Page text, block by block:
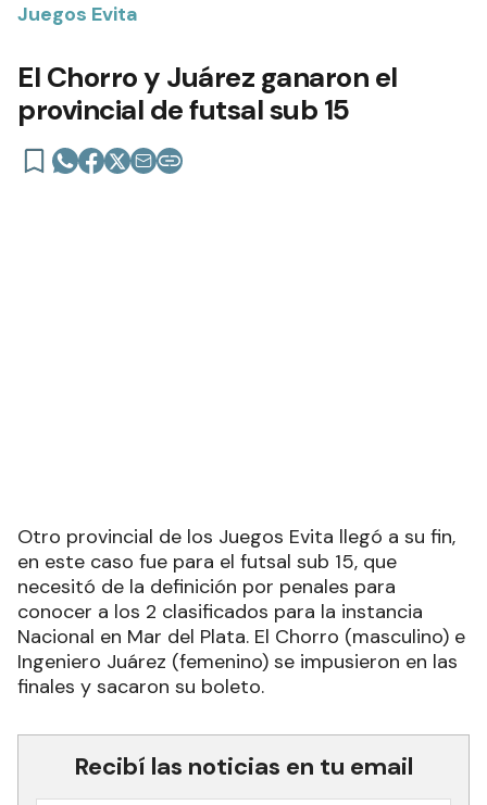
Juegos Evita
El Chorro y Juárez ganaron el
provincial de futsal sub 15
Otro provincial de los Juegos Evita llegó a su fin,
en este caso fue para el futsal sub 15, que
necesitó de la definición por penales para
conocer a los 2 clasificados para la instancia
Nacional en Mar del Plata. El Chorro (masculino) e
Ingeniero Juárez (femenino) se impusieron en las
finales y sacaron su boleto.
Recibí las noticias en tu email